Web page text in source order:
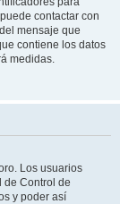
contactar con
mensaje que
contiene los datos
medidas.
Los usuarios
de Control de
y poder así